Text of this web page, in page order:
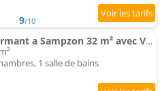
9/10
Bungalow Charmant a Sampzon 32 m² avec Vue Montagne
1 salle de bains